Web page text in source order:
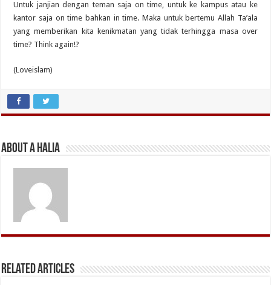
Untuk janjian dengan teman saja on time, untuk ke kampus atau ke
kantor saja on time bahkan in time. Maka untuk bertemu Allah Ta’ala
yang memberikan kita kenikmatan yang tidak terhingga masa over
time? Think again!?
(Loveislam)
About A Halia
Related Articles